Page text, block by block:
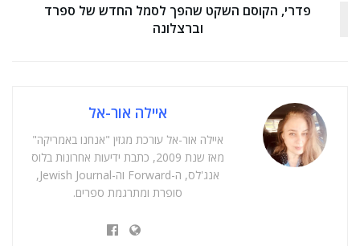
פדרי, הקוסם השקט שהפך לסמל החדש של ספרד
וברצלונה
איילה אור-אל
איילה אור-אל עורכת מגזין "אנחנו באמריקה"
מאז שנת 2009, כתבת ידיעות אחרונות בלוס
אנג'לס, ה-Forward וה-Jewish Journal,
סופרת ומתרגמת ספרים.